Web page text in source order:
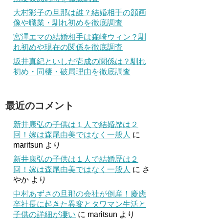
大村彩子の旦那は誰？結婚相手の顔画
像や職業・馴れ初めを徹底調査
宮澤エマの結婚相手は森崎ウィン？馴
れ初めや現在の関係を徹底調査
坂井真紀といしだ壱成の関係は？馴れ
初め・同棲・破局理由を徹底調査
最近のコメント
新井康弘の子供は１人で結婚歴は２
回！嫁は森尾由美ではなく一般人 に
maritsun より
新井康弘の子供は１人で結婚歴は２
回！嫁は森尾由美ではなく一般人 に さ
やか より
中村あずさの旦那の会社が倒産！慶應
卒社長に起きた異変とタワマン生活と
子供の詳細が凄い に maritsun より